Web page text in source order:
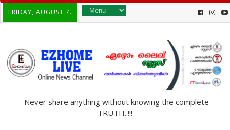
FRIDAY, AUGUST 7.
Never share anything without knowing the complete
TRUTH..!!!